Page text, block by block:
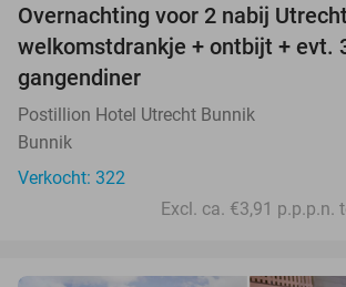
Overnachting voor 2 nabij
welkomstdrankje + ontbijt + evt.
gangendiner
Postillion Hotel Utrecht Bunnik
Bunnik
Verkocht: 322
Excl. ca. €3,91 p.p.p.n.